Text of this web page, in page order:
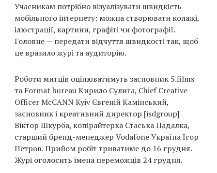
Учасникам потрібно візуалізувати швидкість
мобільного інтернету: можна створювати колажі,
ілюстрації, картини, графіті чи фотографії.
Головне — передати відчуття швидкості так, щоб
це вразило журі та аудиторію.
Роботи митців оцінюватимуть засновник 5.films
та Format bureau Кирило Сулига, Chief Creative
Officer McCANN Kyiv Євгеній Камінський,
засновник і креативний директор [isdgroup]
Віктор Шкурба, копірайтерка Стаська Падалка,
старший бренд-менеджер Vodafone Україна Ігор
Петров. Прийом робіт триватиме до 16 грудня.
Журі оголосить імена переможців 24 грудня.